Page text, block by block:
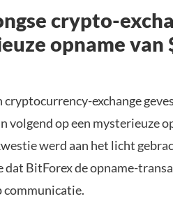
crypto-
opname van
cryptocurrency-exchange
volgend op een mysterieuze
werd aan het licht
dat BitForex de opname-
communicatie.